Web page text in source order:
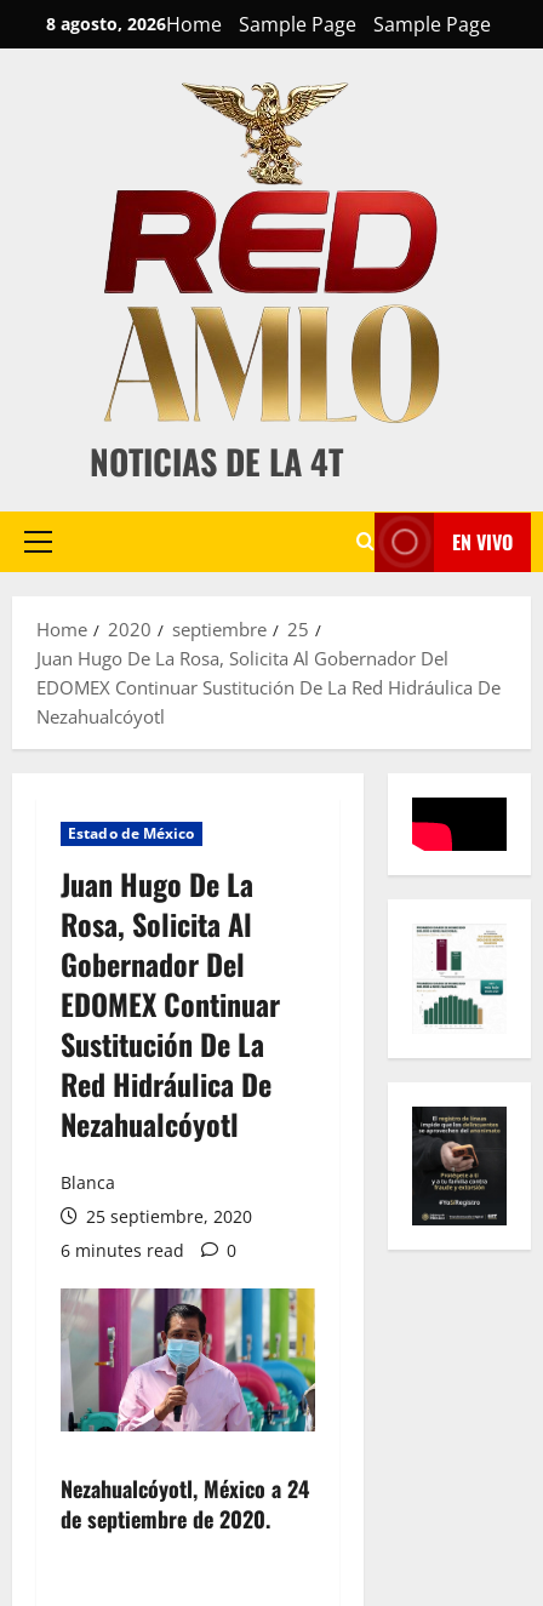
to
8 agosto, 2026Home Sample Page Sample Page
NOTICIAS DE LA 4T
Primary
EN VIVO
Home 2020 septiembre
25
Juan Hugo De La Rosa, Solicita Al Gobernador Del
EDOMEX Continuar Sustitución De La Red Hidráulica De
Nezahualcóyotl
Estado de México
Juan Hugo De La
Rosa, Solicita Al
Gobernador Del
EDOMEX Continuar
Sustitución De La
Red Hidráulica De
Nezahualcóyotl
Blanca
25 septiembre, 2020
6 minutes read
0
Nezahualcóyotl, México a 24
de septiembre de 2020.